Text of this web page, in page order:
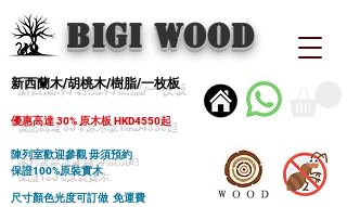
BIGI wood
新西蘭木/胡桃木/樹脂/一枚板
優惠高達 30% 原木板 HKD4550起
陳列室歡迎參觀 毋須預約
保證100%原裝實木
尺寸顏色光度可訂做 免運費